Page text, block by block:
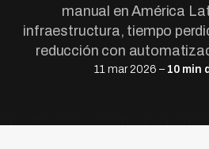
manual en América
infraestructura, tiempo
reducción con
11 mar 2026 – 10 min